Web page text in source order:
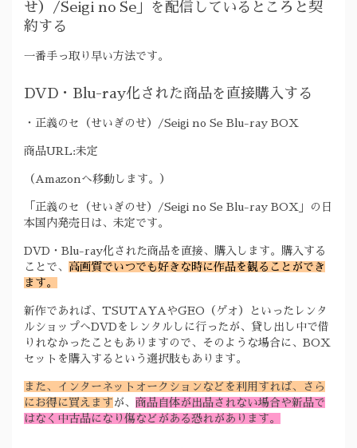
せ）/Seigi no Se」を配信しているところと契
約する
一番手っ取り早い方法です。
DVD・Blu-ray化された商品を直接購入する
・正義のセ（せいぎのせ）/Seigi no Se Blu-ray BOX
商品URL:未定
（Amazonへ移動します。）
「正義のセ（せいぎのせ）/Seigi no Se Blu-ray BOX」の日
本国内発売日は、未定です。
DVD・Blu-ray化された商品を直接、購入します。購入する
ことで、 高画質でいつでも好きな時に作品を観ることができ
ます。
新作であれば、TSUTAYAやGEO（ゲオ）といったレンタ
ルショップへDVDをレンタルしに行ったが、貸し出し中で借
りれなかったこともありますので、そのような場合に、BOX
セットを購入するという選択肢もあります。
また、インターネットオークションなどを利用すれば、さら
にお得に買えます が、 商品自体が出品されない場合や新品で
はなく中古品になり傷などがある恐れがあります。